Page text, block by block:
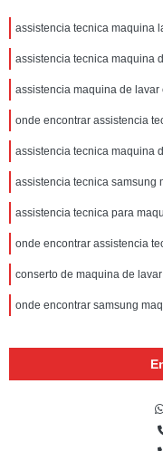
assistencia tecnica maquina
assistencia tecnica maquina
assistencia maquina de
onde encontrar assistencia
assistencia tecnica maquina
assistencia tecnica samsung
assistencia tecnica para
onde encontrar assistencia
conserto de maquina de
onde encontrar samsung